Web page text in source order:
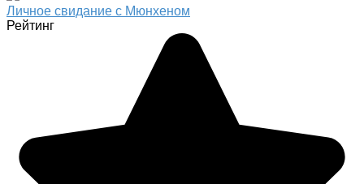
Личное свидание с Мюнхеном
Рейтинг